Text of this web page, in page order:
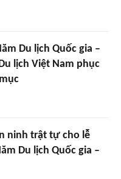
Du lịch Quốc gia –
lịch Việt Nam phục
ninh trật tự cho lễ
Du lịch Quốc gia –